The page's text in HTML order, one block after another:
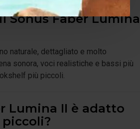
Sonus Faber Lumina
naturale, dettagliato e molto
sonora, voci realistiche e bassi più
più piccoli.
Lumina II è adatto